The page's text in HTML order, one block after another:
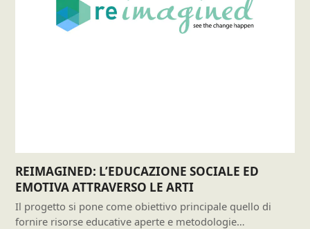
REIMAGINED: L’EDUCAZIONE SOCIALE ED
EMOTIVA ATTRAVERSO LE ARTI
Il progetto si pone come obiettivo principale quello di
fornire risorse educative aperte e metodologie…